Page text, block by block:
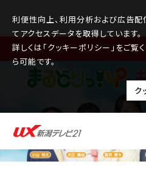
利便性向上、利用分析および広告
てアクセスデータを取得しています。
詳しくは「クッキーポリシー」をご覧
ら可能です。
ク